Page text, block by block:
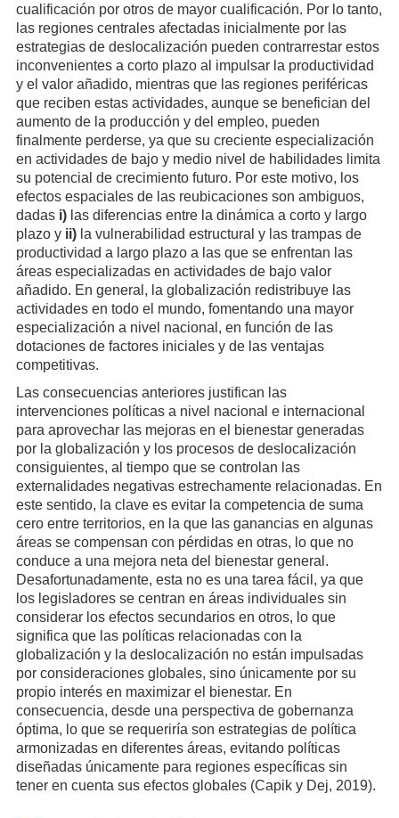
cualificación por otros de mayor cualificación. Por lo tanto,
las regiones centrales afectadas inicialmente por las
estrategias de deslocalización pueden contrarrestar estos
inconvenientes a corto plazo al impulsar la productividad
y el valor añadido, mientras que las regiones periféricas
que reciben estas actividades, aunque se benefician del
aumento de la producción y del empleo, pueden
finalmente perderse, ya que su creciente especialización
en actividades de bajo y medio nivel de habilidades limita
su potencial de crecimiento futuro. Por este motivo, los
efectos espaciales de las reubicaciones son ambiguos,
dadas i)las diferencias entre la dinámica a corto y largo
plazo y ii)la vulnerabilidad estructural y las trampas de
productividad a largo plazo a las que se enfrentan las
áreas especializadas en actividades de bajo valor
añadido. En general, la globalización redistribuye las
actividades en todo el mundo, fomentando una mayor
especialización a nivel nacional, en función de las
dotaciones de factores iniciales y de las ventajas
competitivas.
Las consecuencias anteriores justifican las
intervenciones políticas a nivel nacional e internacional
para aprovechar las mejoras en el bienestar generadas
por la globalización y los procesos de deslocalización
consiguientes, al tiempo que se controlan las
externalidades negativas estrechamente relacionadas. En
este sentido, la clave es evitar la competencia de suma
cero entre territorios, en la que las ganancias en algunas
áreas se compensan con pérdidas en otras, lo que no
conduce a una mejora neta del bienestar general.
Desafortunadamente, esta no es una tarea fácil, ya que
los legisladores se centran en áreas individuales sin
considerar los efectos secundarios en otros, lo que
significa que las políticas relacionadas con la
globalización y la deslocalización no están impulsadas
por consideraciones globales, sino únicamente por su
propio interés en maximizar el bienestar. En
consecuencia, desde una perspectiva de gobernanza
óptima, lo que se requeriría son estrategias de política
armonizadas en diferentes áreas, evitando políticas
diseñadas únicamente para regiones específicas sin
tener en cuenta sus efectos globales (Capik y Dej, 2019).